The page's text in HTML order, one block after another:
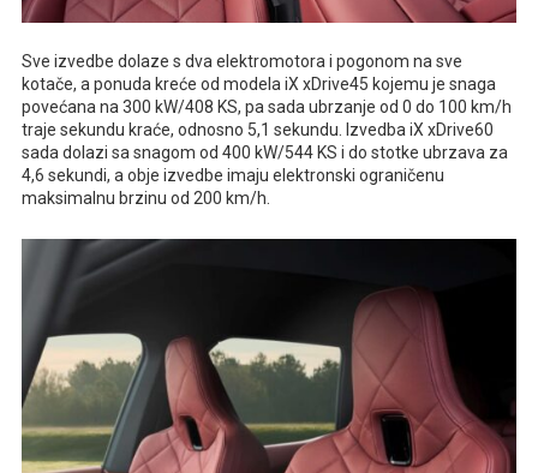
Sve izvedbe dolaze s dva elektromotora i pogonom na sve
kotače, a ponuda kreće od modela iX xDrive45 kojemu je snaga
povećana na 300 kW/408 KS, pa sada ubrzanje od 0 do 100 km/h
traje sekundu kraće, odnosno 5,1 sekundu. Izvedba iX xDrive60
sada dolazi sa snagom od 400 kW/544 KS i do stotke ubrzava za
4,6 sekundi, a obje izvedbe imaju elektronski ograničenu
maksimalnu brzinu od 200 km/h.